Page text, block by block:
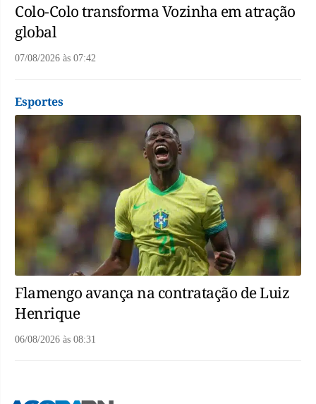
Colo-Colo transforma Vozinha em atração
global
07/08/2026 às 07:42
Esportes
Flamengo avança na contratação de Luiz
Henrique
06/08/2026 às 08:31